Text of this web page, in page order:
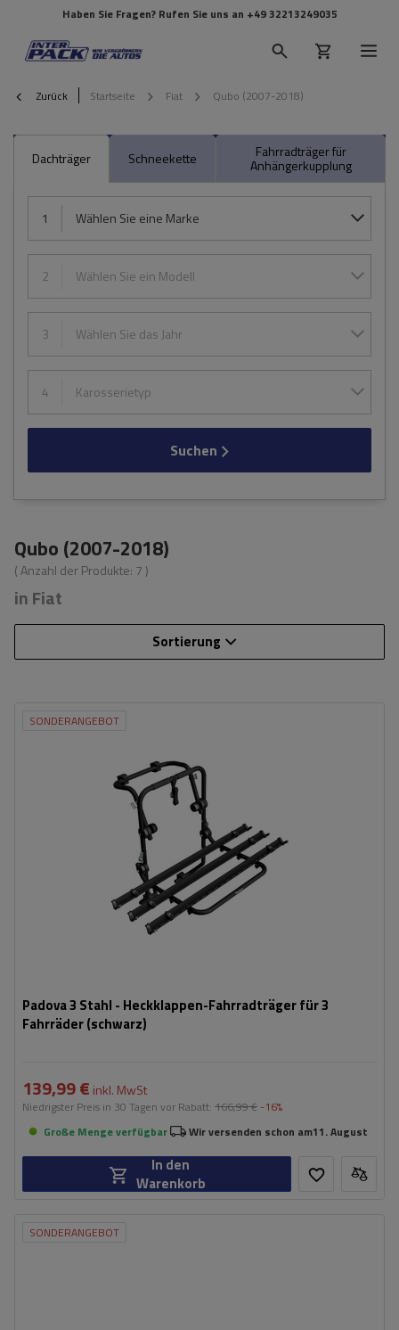
Haben Sie Fragen? Rufen Sie uns an +49 32213249035
Zurück Startseite Fiat Qubo (2007-2018)
Dachträger Schneekette Fahrradträger für
Anhängerkupplung
1 Wählen Sie eine Marke
2 Wählen Sie ein Modell
3 Wählen Sie das Jahr
4 Karosserietyp
Suchen
Qubo (2007-2018)
( Anzahl der Produkte: 7 )
in Fiat
Sortierung
SONDERANGEBOT
Padova 3 Stahl - Heckklappen-Fahrradträger für 3
Fahrräder (schwarz)
universelles Montagesystem
kompatibel mit allen Karosseriearten
139,99 € inkl. MwSt
Niedrigster Preis in 30 Tagen vor Rabatt: 166,99 € -16%
Große Menge verfügbar
Wir versenden schon am11. August
In den
Warenkorb
SONDERANGEBOT